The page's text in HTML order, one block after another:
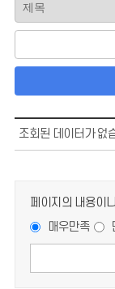
조회된 데이터가 없
페이지의 내용이
매우만족